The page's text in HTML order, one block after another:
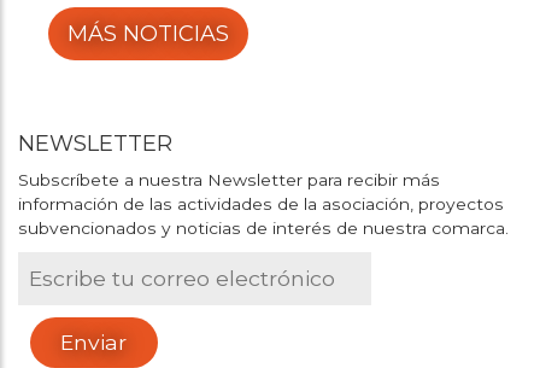
MÁS NOTICIAS
NEWSLETTER
Subscríbete a nuestra Newsletter para recibir más
información de las actividades de la asociación, proyectos
subvencionados y noticias de interés de nuestra comarca.